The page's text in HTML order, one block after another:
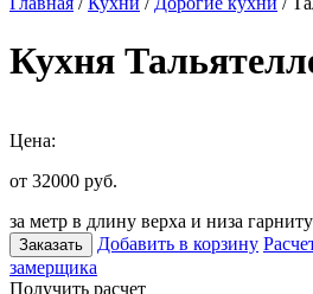
Кухня
Цена:
от 32000 руб.
за метр в длину верха и низа
Заказать Добавить в корзину
замерщика
Получить расчет